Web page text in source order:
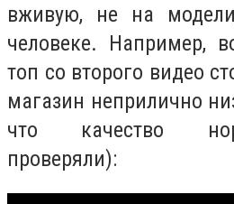
вживую, не на
человеке. Например,
топ со второго видео
магазин неприлично
что качество
проверяли):